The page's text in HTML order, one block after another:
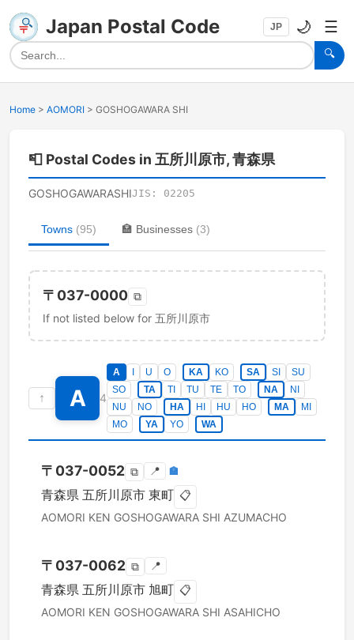
Japan Postal Code
🔍
JP 🌙 ☰
Home > AOMORI > GOSHOGAWARA SHI
📮 Postal Codes in 五所川原市, 青森県
GOSHOGAWARASHIJIS: 02205
Towns (95) 🏣 Businesses (3)
〒 037-0000 ⧉
If not listed below for 五所川原市
↑ A 4
A U O KA KO SA SI
SU
SO
TA TI TU TE TO NA
NI
NU
NO HA HI HU HO MA
MI
MO
YA YO WA
〒 037-0052 ⧉ 📍 🏣
青森県 五所川原市 東町 📋
AOMORI KEN GOSHOGAWARA SHI AZUMACHO
〒 037-0062 ⧉ 📍
青森県 五所川原市 旭町 📋
AOMORI KEN GOSHOGAWARA SHI ASAHICHO